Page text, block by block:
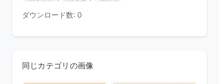
ダウンロード数: 0
同じカテゴリの画像